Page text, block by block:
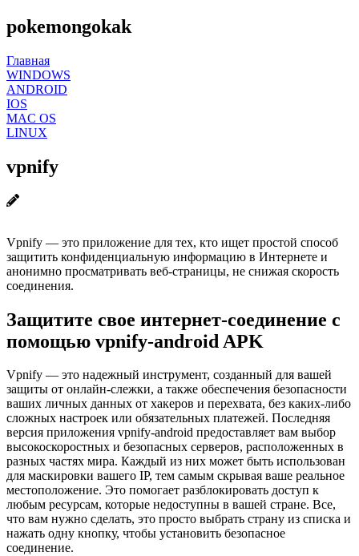
pokemongokak
Главная
WINDOWS
ANDROID
IOS
MAC OS
LINUX
vpnify
Vpnify — это приложение для тех, кто ищет простой способ
защитить конфиденциальную информацию в Интернете и
анонимно просматривать веб-страницы, не снижая скорость
соединения.
Защитите свое интернет-соединение с
помощью vpnify-android APK
Vpnify — это надежный инструмент, созданный для вашей
защиты от онлайн-слежки, а также обеспечения безопасности
ваших личных данных от хакеров и перехвата, без каких-либо
сложных настроек или обязательных платежей. Последняя
версия приложения vpnify-android предоставляет вам выбор
высокоскоростных и безопасных серверов, расположенных в
разных частях мира. Каждый из них может быть использован
для маскировки вашего IP, тем самым скрывая ваше реальное
местоположение. Это помогает разблокировать доступ к
любым ресурсам, которые недоступны в вашей стране. Все,
что вам нужно сделать, это просто выбрать страну из списка и
нажать одну кнопку, чтобы установить безопасное
соединение.